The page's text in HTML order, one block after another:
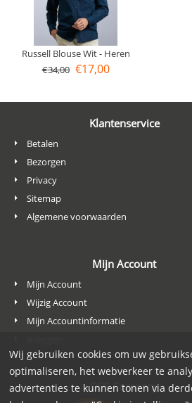
Russell Blouse Wit - Heren
€34,00 €17,00
Klantenservice
Betalen
Bezorgen
Privacy
Sitemap
Algemene voorwaarden
Mijn Account
Mijn Account
Wijzig Account
Mijn Accountinformatie
DPS Company
Wij gebruiken cookies om uw
optimaliseren, het webverkeer te
advertenties te kunnen tonen via